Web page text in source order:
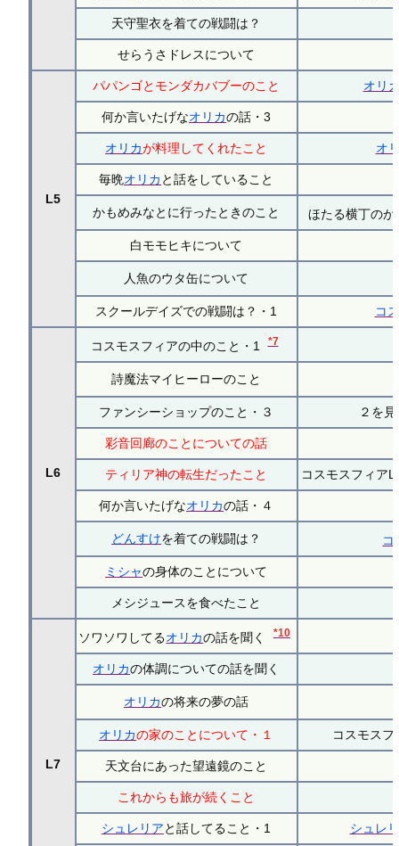
天守聖衣を着ての戦闘は？
せらうさドレスについて
L5
パパンゴとモンダカバブーのこと オリ
何か言いたげなオリカの話・3
オリカが料理してくれたこと オ
毎晩オリカ と話をしていること
かもめみなとに行ったときのこと ほたる横丁の
白モモヒキについて
人魚のウタ缶について
スクールデイズでの戦闘は？・1 コ
L6
コスモスフィアの中のこと・1 *7
詩魔法マイヒーローのこと
ファンシーショップのこと・３ ２を
彩音回廊のことについての話
ティリア神の転生だったこと コスモスフィア
何か言いたげなオリカの話・４
どんすけを着ての戦闘は？ コ
ミシャの身体のことについて
メシジュースを食べたこと
L7
ソワソワしてるオリカの話を聞く *10
オリカの体調についての話を聞く
オリカの将来の夢の話
オリカの家のことについて・１ コスモス
天文台にあった望遠鏡のこと
これからも旅が続くこと
シュレリアと話してること・1 シュレ